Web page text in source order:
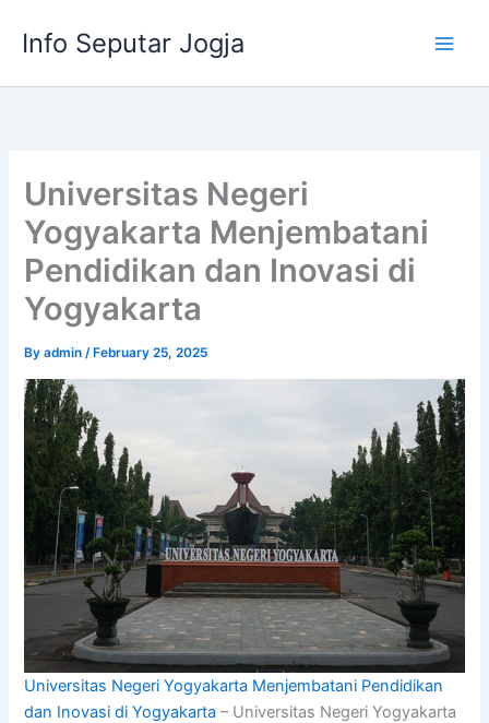
Info Seputar Jogja
Universitas Negeri
Yogyakarta Menjembatani
Pendidikan dan Inovasi di
Yogyakarta
Byadmin/ February 25, 2025
Universitas Negeri Yogyakarta Menjembatani Pendidikan
dan Inovasi di Yogyakarta – Universitas Negeri Yogyakarta